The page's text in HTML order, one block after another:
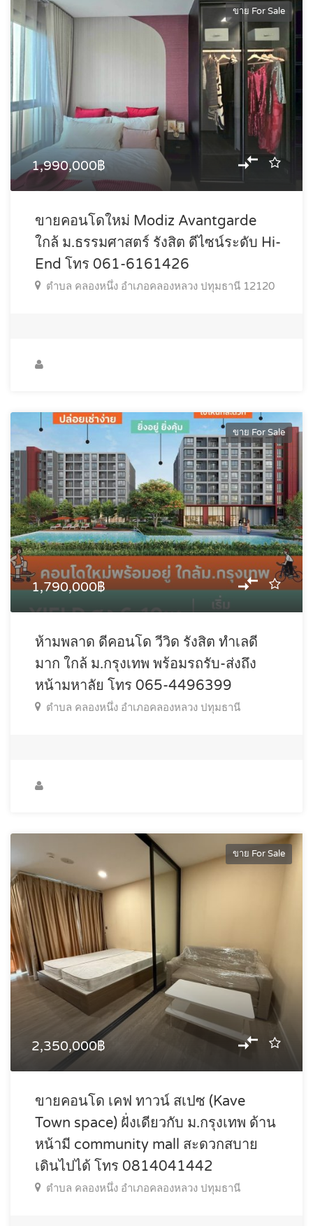
ขาย For Sale
1,990,000฿
ขายคอนโดใหม่ Modiz Avantgarde
ใกล้ ม.ธรรมศาสตร์ รังสิต ดีไซน์ระดับ Hi-
End โทร 061-6161426
ตำบล คลองหนึ่ง อำเภอคลองหลวง ปทุมธานี 12120
ขาย For Sale
1,790,000฿
ห้ามพลาด ดีคอนโด วีวิด รังสิต ทำเลดี
มาก ใกล้ ม.กรุงเทพ พร้อมรถรับ-ส่งถึง
หน้ามหาลัย โทร 065-4496399
ตำบล คลองหนึ่ง อำเภอคลองหลวง ปทุมธานี
ขาย For Sale
2,350,000฿
ขายคอนโด เคฟ ทาวน์ สเปซ (Kave
Town space) ฝั่งเดียวกับ ม.กรุงเทพ ด้าน
หน้ามี community mall สะดวกสบาย
เดินไปได้ โทร 0814041442
ตำบล คลองหนึ่ง อำเภอคลองหลวง ปทุมธานี